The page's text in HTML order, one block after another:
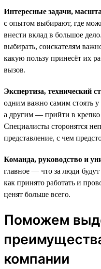
Интересные задачи,
с опытом выбирают, где
внести вклад в большое
выбирать, соискателям
какую пользу принесёт их
вызов.
Экспертиза, технический
одним важно самим стоять у
а другим — прийти в крепко
Специалисты сторонятся
представление, с чем
Команда, руководство и
главное — что за люди
как принято работать и
ценят больше всего.
Поможем
компании